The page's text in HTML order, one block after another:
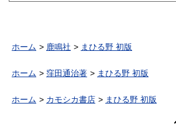
ホーム 鹿鳴社 まひる野 初版
ホーム 窪田通治著 まひる野 初版
ホーム カモシカ書店 まひる野 初版